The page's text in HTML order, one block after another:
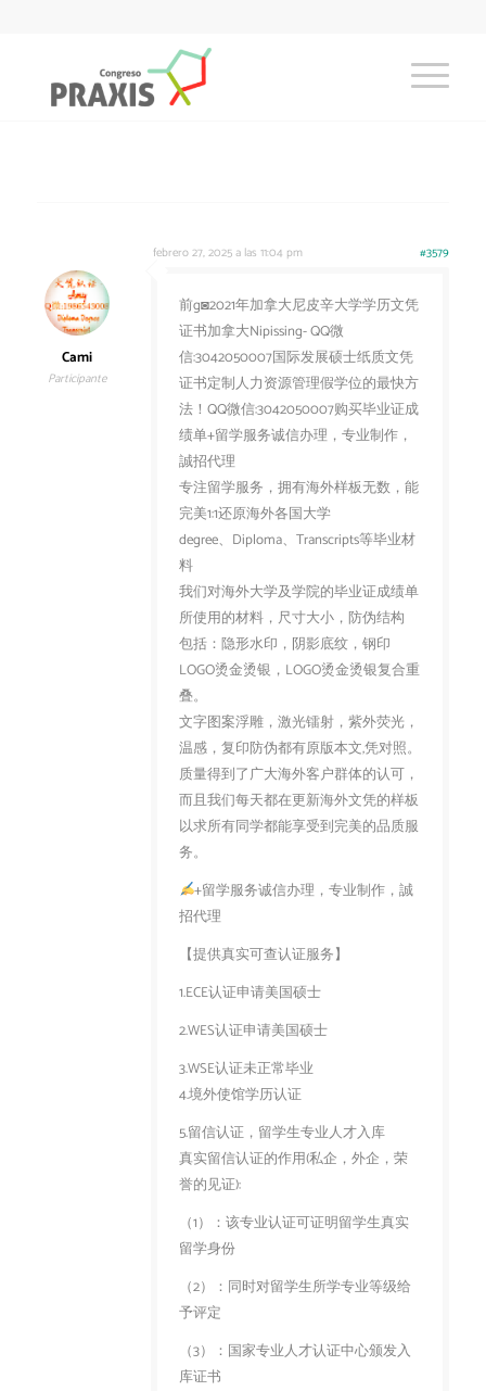
febrero 27, 2025 a las 11:04 pm #3579
Cami
Participante
前g◙2021年加拿大尼皮辛大学学历文凭
证书加拿大Nipissing- QQ微
信:3042050007国际发展硕士纸质文凭
证书定制人力资源管理假学位的最快方
法！QQ微信:3042050007购买毕业证成
绩单+留学服务诚信办理，专业制作，
誠招代理
专注留学服务，拥有海外样板无数，能
完美1:1还原海外各国大学
degree、Diploma、Transcripts等毕业材
料
我们对海外大学及学院的毕业证成绩单
所使用的材料，尺寸大小，防伪结构
包括：隐形水印，阴影底纹，钢印
LOGO烫金烫银，LOGO烫金烫银复合重
叠。
文字图案浮雕，激光镭射，紫外荧光，
温感，复印防伪都有原版本文,凭对照。
质量得到了广大海外客户群体的认可，
而且我们每天都在更新海外文凭的样板
以求所有同学都能享受到完美的品质服
务。
+留学服务诚信办理，专业制作，誠
招代理
【提供真实可查认证服务】
1.ECE认证申请美国硕士
2.WES认证申请美国硕士
3.WSE认证未正常毕业
4.境外使馆学历认证
5.留信认证，留学生专业人才入库
真实留信认证的作用(私企，外企，荣
誉的见证):
（1）：该专业认证可证明留学生真实
留学身份
（2）：同时对留学生所学专业等级给
予评定
（3）：国家专业人才认证中心颁发入
库证书